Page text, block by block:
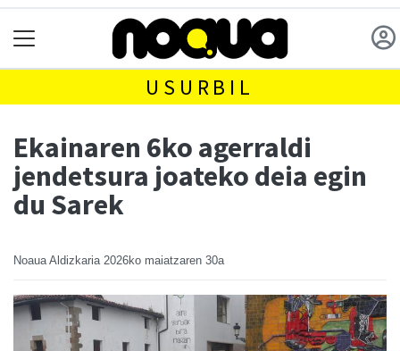
USURBIL
Ekainaren 6ko agerraldi
jendetsura joateko deia egin
du Sarek
Noaua Aldizkaria 2026ko maiatzaren 30a